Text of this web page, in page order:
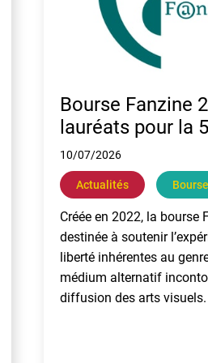
Bourse Fanzine
lauréats pour la
10/07/2026
Actualités
Créée en 2022, la bourse
destinée à soutenir
liberté inhérentes au
médium alternatif
diffusion des arts visuels.